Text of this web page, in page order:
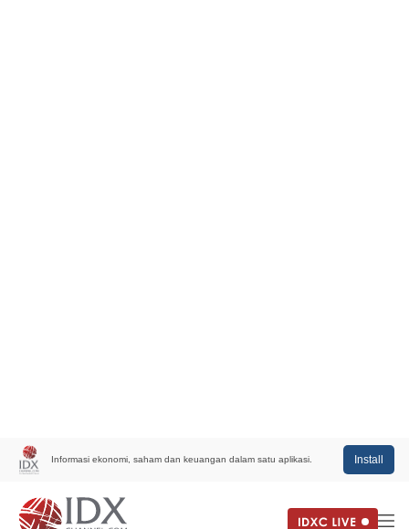
Informasi ekonomi, saham dan keuangan dalam satu aplikasi. Install